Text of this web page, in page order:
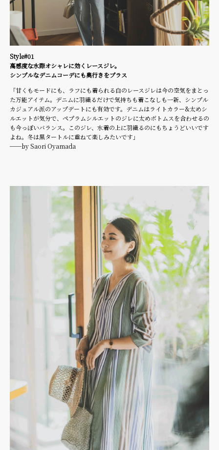
Style#01
高感度な水際オシャレに効くレースジレ。
シンプルなデニムコーデにも奥行きをプラス
「甘くもモードにも、ラフにも着られる白のレースジレは今の空気をまとっ
た万能アイテム。デニムに羽織るだけで気持ちも着こなしも一新、シンプル
カジュアル派のアップデートにも有効です。デニムはライトカラー&太めシ
ルエットが気分で、ペプラムシルエットのジレに太めボトムスを合わせるの
も今っぽいバランス。このジレ、水着の上に羽織るのにもちょうどいいです
よね。冬は黒タートルに重ねて楽しみたいです」
──by Saori Oyamada